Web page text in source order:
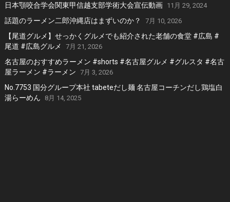
日本顎咬合学会関東甲信越支部学術大会宣伝動画 11月 29, 2024
話題のラーメン二郎沖縄店はまずいのか？ 7月 10, 2026
【尾道グルメ】せっかくグルメでも紹介された老舗の食堂 #広島 #
尾道 #広島グルメ
7月 21, 2026
名古屋のおすすめラーメン #shorts #名古屋グルメ #グルスタ #名古
屋ラーメン #ラーメン 7月 3, 2026
No.7753 国分グループ本社 tabeteだし麺 名古屋コーチンだし鶏塩白
湯らーめん
8月 14, 2025